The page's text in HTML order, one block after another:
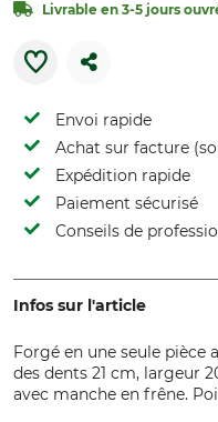
Livrable en 3-5 jours
Envoi rapide
Achat sur facture
Expédition rapide
Paiement sécurisé
Conseils de
Infos sur l'article
Forgé en une seule pièce
des dents 21 cm, largeur
avec manche en frêne.